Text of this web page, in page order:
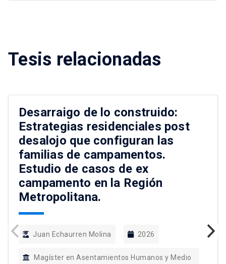
Tesis relacionadas
Desarraigo de lo construido:
Estrategias residenciales post
desalojo que configuran las
familias de campamentos.
Estudio de casos de ex
campamento en la Región
Metropolitana.
Juan Echaurren Molina 2026
Magíster en Asentamientos Humanos y Medio